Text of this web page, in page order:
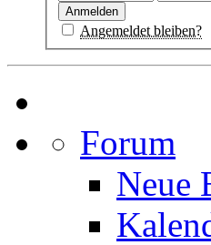
Angemeldet bleiben?
Forum
Neue